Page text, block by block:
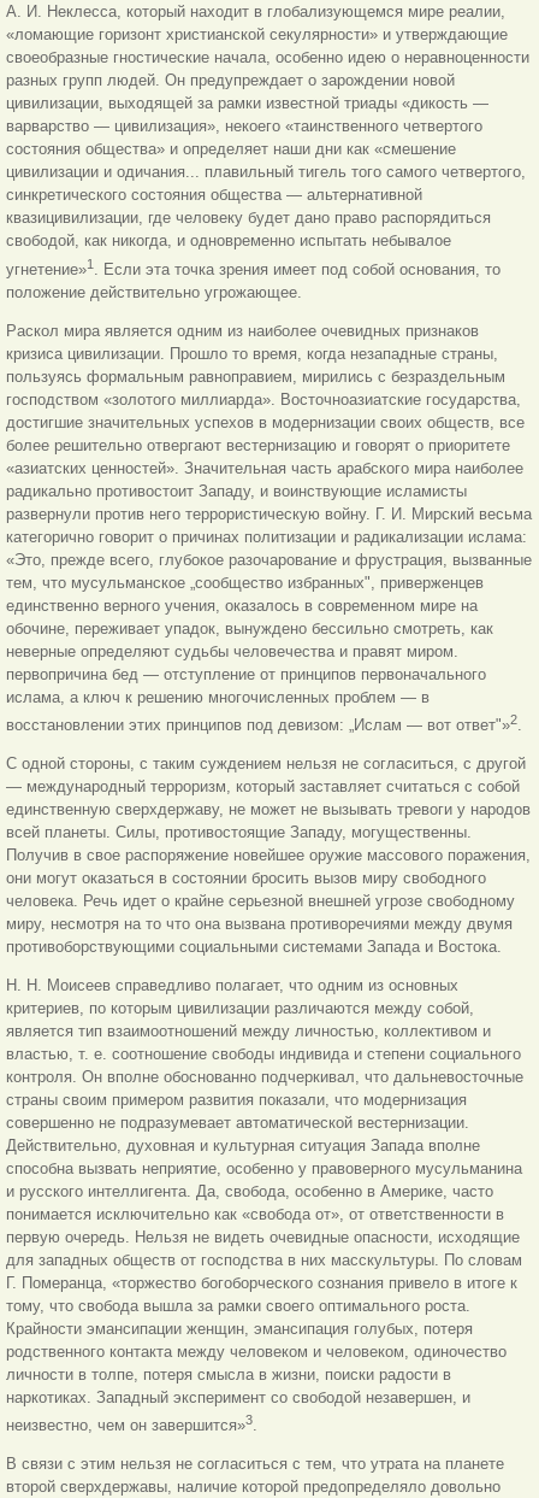
А. И. Неклесса, который находит в глобализующемся мире реалии,
«ломающие горизонт христианской секулярности» и утверждающие
своеобразные гностические начала, особенно идею о неравноценности
разных групп людей. Он предупреждает о зарождении новой
цивилизации, выходящей за рамки известной триады «дикость —
варварство — цивилизация», некоего «таинственного четвертого
состояния общества» и определяет наши дни как «смешение
цивилизации и одичания... плавильный тигель того самого четвертого,
синкретического состояния общества — альтернативной
квазицивилизации, где человеку будет дано право распорядиться
свободой, как никогда, и одновременно испытать небывалое
угнетение»1
. Если эта точка зрения имеет под собой основания, то
положение действительно угрожающее.
Раскол мира является одним из наиболее очевидных признаков
кризиса цивилизации. Прошло то время, когда незападные страны,
пользуясь формальным равноправием, мирились с безраздельным
господством «золотого миллиарда». Восточноазиатские государства,
достигшие значительных успехов в модернизации своих обществ, все
более решительно отвергают вестернизацию и говорят о приоритете
«азиатских ценностей». Значительная часть арабского мира наиболее
радикально противостоит Западу, и воинствующие исламисты
развернули против него террористическую войну. Г. И. Мирский весьма
категорично говорит о причинах политизации и радикализации ислама:
«Это, прежде всего, глубокое разочарование и фрустрация, вызванные
тем, что мусульманское „сообщество избранных", приверженцев
единственно верного учения, оказалось в современном мире на
обочине, переживает упадок, вынуждено бессильно смотреть, как
неверные определяют судьбы человечества и правят миром.
первопричина бед — отступление от принципов первоначального
ислама, а ключ к решению многочисленных проблем — в
восстановлении этих принципов под девизом: „Ислам — вот ответ"»2.
С одной стороны, с таким суждением нельзя не согласиться, с другой
— международный терроризм, который заставляет считаться с собой
единственную сверхдержаву, не может не вызывать тревоги у народов
всей планеты. Силы, противостоящие Западу, могущественны.
Получив в свое распоряжение новейшее оружие массового поражения,
они могут оказаться в состоянии бросить вызов миру свободного
человека. Речь идет о крайне серьезной внешней угрозе свободному
миру, несмотря на то что она вызвана противоречиями между двумя
противоборствующими социальными системами Запада и Востока.
Н. Н. Моисеев справедливо полагает, что одним из основных
критериев, по которым цивилизации различаются между собой,
является тип взаимоотношений между личностью, коллективом и
властью, т. е. соотношение свободы индивида и степени социального
контроля. Он вполне обоснованно подчеркивал, что дальневосточные
страны своим примером развития показали, что модернизация
совершенно не подразумевает автоматической вестернизации.
Действительно, духовная и культурная ситуация Запада вполне
способна вызвать неприятие, особенно у правоверного мусульманина
и русского интеллигента. Да, свобода, особенно в Америке, часто
понимается исключительно как «свобода от», от ответственности в
первую очередь. Нельзя не видеть очевидные опасности, исходящие
для западных обществ от господства в них масскультуры. По словам
Г. Померанца, «торжество богоборческого сознания привело в итоге к
тому, что свобода вышла за рамки своего оптимального роста.
Крайности эмансипации женщин, эмансипация голубых, потеря
родственного контакта между человеком и человеком, одиночество
личности в толпе, потеря смысла в жизни, поиски радости в
наркотиках. Западный эксперимент со свободой незавершен, и
неизвестно, чем он завершится»3.
В связи с этим нельзя не согласиться с тем, что утрата на планете
второй сверхдержавы, наличие которой предопределяло довольно